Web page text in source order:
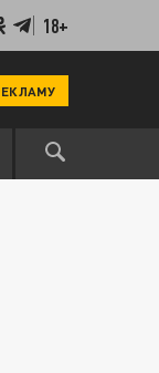
18+